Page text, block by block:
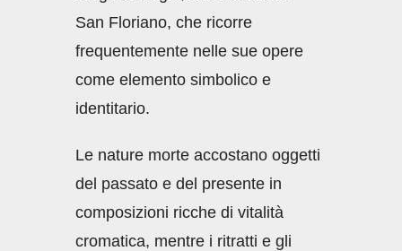
San Floriano, che ricorre
frequentemente nelle sue opere
come elemento simbolico e
identitario.
Le nature morte accostano oggetti
del passato e del presente in
composizioni ricche di vitalità
cromatica, mentre i ritratti e gli